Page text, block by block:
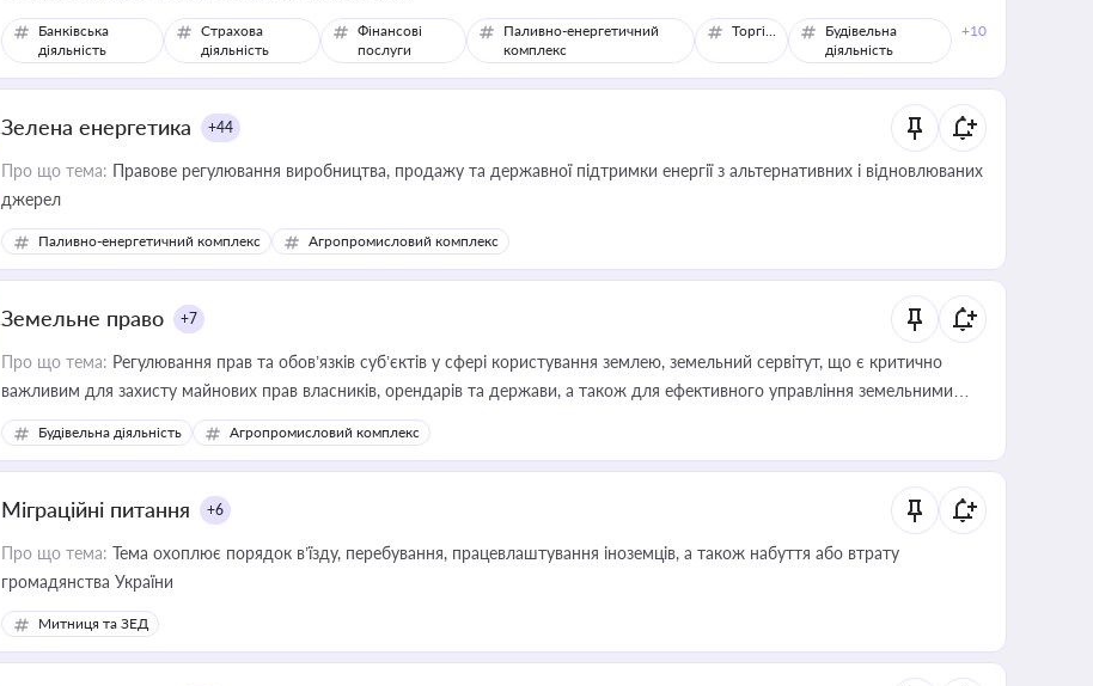
Банківська
діяльність
Страхова
діяльність
Фінансові
послуги
Паливно-енергетичний
комплекс
Торгівля
Будівельна
діяльність
+10
Зелена енергетика +44
Про що тема: Правове регулювання виробництва, продажу та державної підтримки енергії з альтернативних і відновлюваних
джерел
Паливно-енергетичний комплекс Агропромисловий комплекс
Земельне право +7
Про що тема: Регулювання прав та обов’язків суб’єктів у сфері користування землею, земельний сервітут, що є критично
важливим для захисту майнових прав власників, орендарів та держави, а також для ефективного управління земельними
ресурсами
Будівельна діяльність Агропромисловий комплекс
Міграційні питання +6
Про що тема: Тема охоплює порядок в’їзду, перебування, працевлаштування іноземців, а також набуття або втрату
громадянства України
Митниця та ЗЕД